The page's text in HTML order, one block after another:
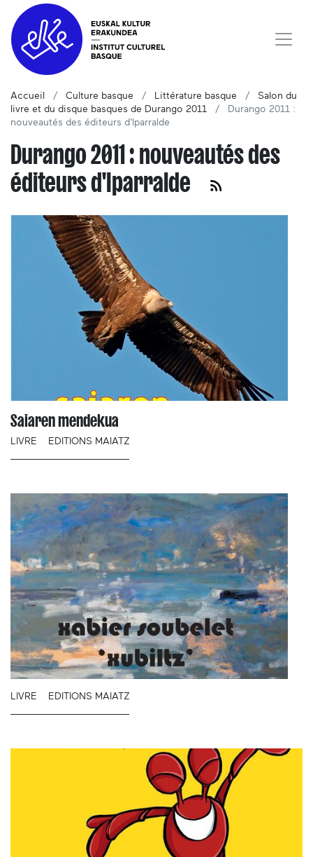
Accueil Culture basque Littérature basque
Salon du
livre et du disque basques de Durango 2011
Durango 2011 :
nouveautés des éditeurs d'Iparralde
Durango 2011 : nouveautés des
éditeurs d'Iparralde
Saiaren mendekua
LIVRE EDITIONS MAIATZ
LIVRE EDITIONS MAIATZ